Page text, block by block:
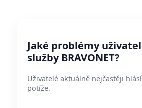
Jaké problémy
služby BRAVONET?
Uživatelé aktuálně nejčastěji
potíže.